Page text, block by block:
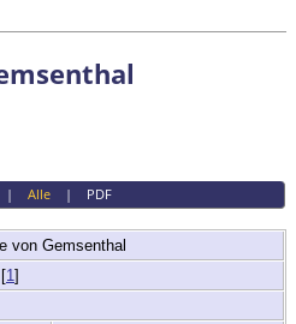
Alle| PDF
von Gemsenthal
1]